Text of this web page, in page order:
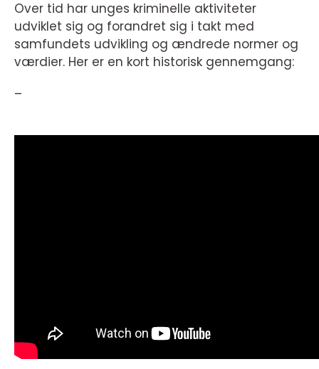
Over tid har unges kriminelle aktiviteter
udviklet sig og forandret sig i takt med
samfundets udvikling og ændrede normer og
værdier. Her er en kort historisk gennemgang:
–